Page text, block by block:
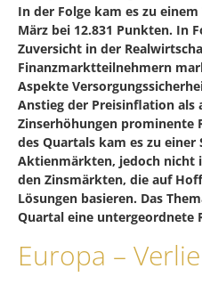
In der Folge kam es zu
März bei 12.831 Punkten. In
Zuversicht in der
Finanzmarktteilnehmern
Aspekte
Anstieg der Preisinflation als
Zinserhöhungen prominente
des Quartals kam es zu einer
Aktienmärkten, jedoch nicht
den Zinsmärkten, die auf
Lösungen basieren. Das
Quartal eine untergeordnete
Europa –